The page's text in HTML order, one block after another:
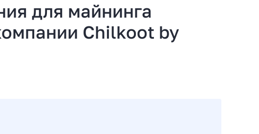
для майнинга
Chilkoot by